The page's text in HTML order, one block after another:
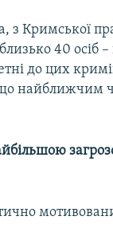
з Кримської
40 осіб
до цих
найближчим